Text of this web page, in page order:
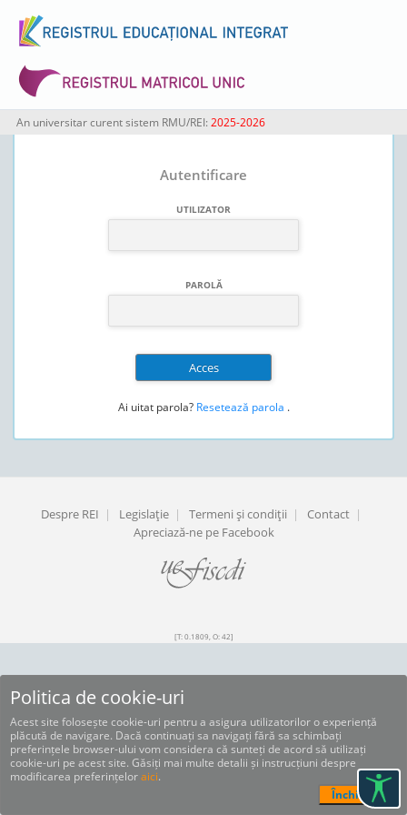
An universitar curent sistem RMU/REI: 2025-2026
Autentificare
UTILIZATOR
PAROLĂ
Ai uitat parola? Resetează parola .
Despre REI | Legislaţie | Termeni şi condiţii | Contact |
Apreciază-ne pe Facebook
[T: 0.1809, O: 42]
Politica de cookie-uri
Acest site folosește cookie-uri pentru a asigura utilizatorilor o experiență
plăcută de navigare. Dacă continuați sa navigați fără sa schimbați
preferințele browser-ului vom considera că sunteți de acord să utilizați
cookie-uri pe acest site. Găsiți mai multe detalii și instrucțiuni despre
modificarea preferințeloraici.